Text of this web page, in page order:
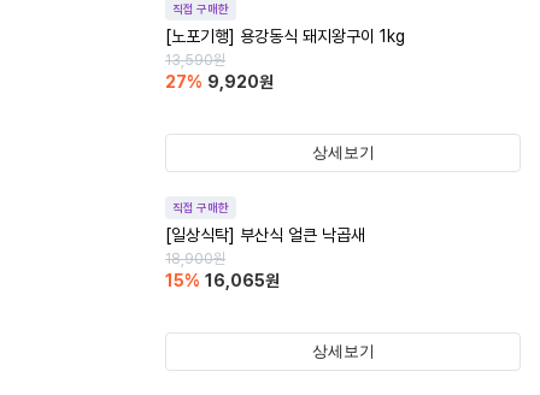
직접 구매한
[노포기행] 용강동식 돼지왕구이 1kg
13,590원
27% 9,920원
상세보기
직접 구매한
[일상식탁] 부산식 얼큰 낙곱새
18,900원
15% 16,065원
상세보기